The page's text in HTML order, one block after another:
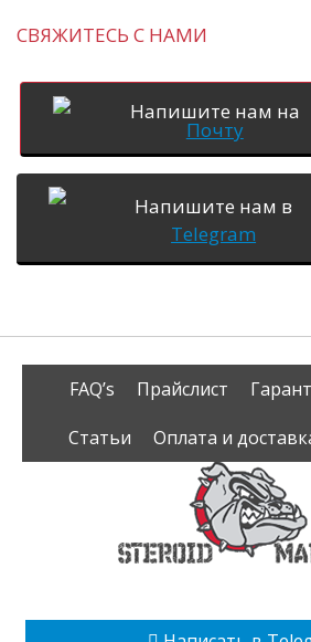
СВЯЖИТЕСЬ С НАМИ
Напишите нам на
Почту
Напишите нам в
Telegram
FAQ’s Прайслист
Статьи
Оплата и